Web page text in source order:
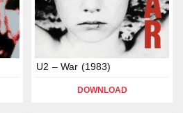
U2 – War (1983)
DOWNLOAD